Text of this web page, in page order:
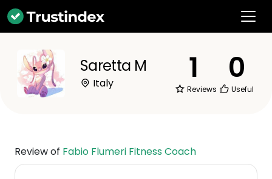
Saretta M
Italy 1
Reviews
0
Useful
Review of Fabio Flumeri Fitness Coach